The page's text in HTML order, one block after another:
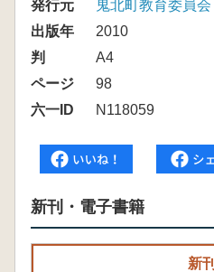
発行元
鬼北町教育委員会
出版年
2010
判
A4
ページ
98
六一ID
N118059
新刊・電子書籍
新刊